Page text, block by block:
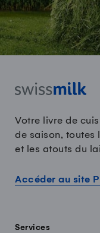
Votre livre de
de saison, toutes
et les atouts du
Accéder au site
Services